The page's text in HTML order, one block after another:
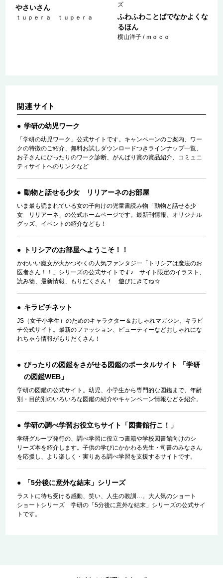
やさいさん
ｔｕｐｅｒａ ｔｕｐｅｒａ
ズ
ふわふわことばでなかよくな
るほん
横山洋子 / ｍｏｃｏ
学研の幼児ワーク
「学研の幼児ワーク」公式サイトです。キャンペーンのご案内、ワー
クの特徴のご紹介、無料お試しダウンロードつきラインナップ一覧、
お子さんにぴったりのワーク診断、がんばり賞の賞品紹介、コミュニ
ティサイトへのリンクなど
動物と話せる少女 リリアーネのお部屋
いま最も読まれている女の子向けの児童書読み物「動物と話せる少
女 リリアーネ」の公式ホームページです。最新刊情報、オリジナル
グッズ、イベントの紹介なども！
トリシアのお部屋へようこそ！！
かわいい魔女が大かつやくの人気ファンタジー「トリシアは魔法のお
医者さん！！」シリーズの公式サイトです♪ サイト限定のイラスト、
読み物、最新情報、もりだくさん！ 遊びにきてね☆
キラピチネット
JS（女子小学生）のためのキャラクター＆おしゃれマガジン、キラピ
チ公式サイト。最新のファッション、ビューティーなどおしゃれにな
れちゃう情報がもりだくさん！
ぴったりの図鑑をさがせる図鑑のポータルサイト 「学研
の図鑑WEB」
学研の図鑑の公式サイト。幼児、小学生から専門的な図鑑まで、年齢
別・目的別のいろいろな図鑑の紹介やキャンペーン情報などを紹介。
学研の調べ学習お役立ちサイト「図書館行こ！」
学研グループ発行の、調べ学習に役立つ書籍や学校図書館向けのシ
リーズ本を紹介します。子供の学びにかかわる先生・司書のみなさん
を応援し、より楽しく・実りある調べ学習を支援するサイトです。
「5分後に意外な結末」シリーズ
ラストに待ち受ける感動、笑い、人生の教訓…。大人気のショート
ショートシリーズ 学研の「5分後に意外な結末」シリーズの公式サイ
トです。